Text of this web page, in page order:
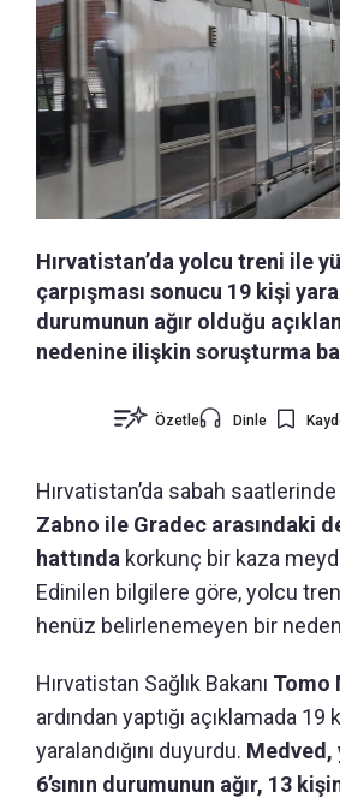
Hırvatistan’da yolcu treni ile
çarpışması sonucu 19 kişi
durumunun ağır olduğu
nedenine ilişkin soruşturma
Özetle Dinle
Hırvatistan’da sabah saatlerinde
Zabno ile Gradec arasındaki
hattında korkunç bir kaza
Edinilen bilgilere göre, yolcu
henüz belirlenemeyen bir
Hırvatistan Sağlık Bakanı Tomo
ardından yaptığı açıklamada 19
yaralandığını duyurdu. Medved,
6’sının durumunun ağır, 13